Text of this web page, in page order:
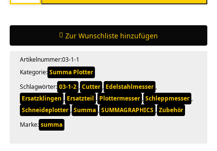
34°
Summa)
Menge
Zur Wunschliste hinzufügen
Artikelnummer:03-1-1
Kategorie: Summa Plotter
Schlagwörter: 03-1-2 , Cutter , Edelstahlmesser ,
Ersatzklingen , Ersatzteil , Plottermesser , Schleppmesser ,
Schneideplotter , Summa , SUMMAGRAPHICS , Zubehör
Marke: summa